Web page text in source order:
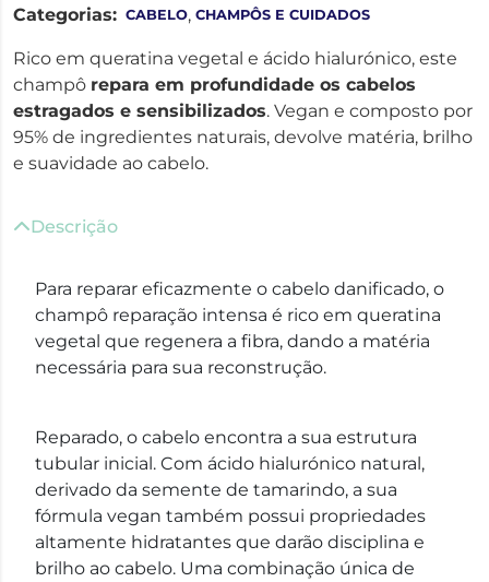
Categorias: CABELO, CHAMPÔS E CUIDADOS
Rico em queratina vegetal e ácido hialurónico, este
champô repara em profundidade os cabelos
estragados e sensibilizados. Vegan e composto por
95% de ingredientes naturais, devolve matéria, brilho
e suavidade ao cabelo.
Descrição
Para reparar eficazmente o cabelo danificado, o
champô reparação intensa é rico em queratina
vegetal que regenera a fibra, dando a matéria
necessária para sua reconstrução.
Reparado, o cabelo encontra a sua estrutura
tubular inicial. Com ácido hialurónico natural,
derivado da semente de tamarindo, a sua
fórmula vegan também possui propriedades
altamente hidratantes que darão disciplina e
brilho ao cabelo. Uma combinação única de